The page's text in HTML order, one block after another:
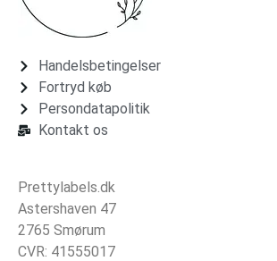
Handelsbetingelser
Fortryd køb
Persondatapolitik
Kontakt os
Prettylabels.dk
Astershaven 47
2765 Smørum
CVR: 41555017